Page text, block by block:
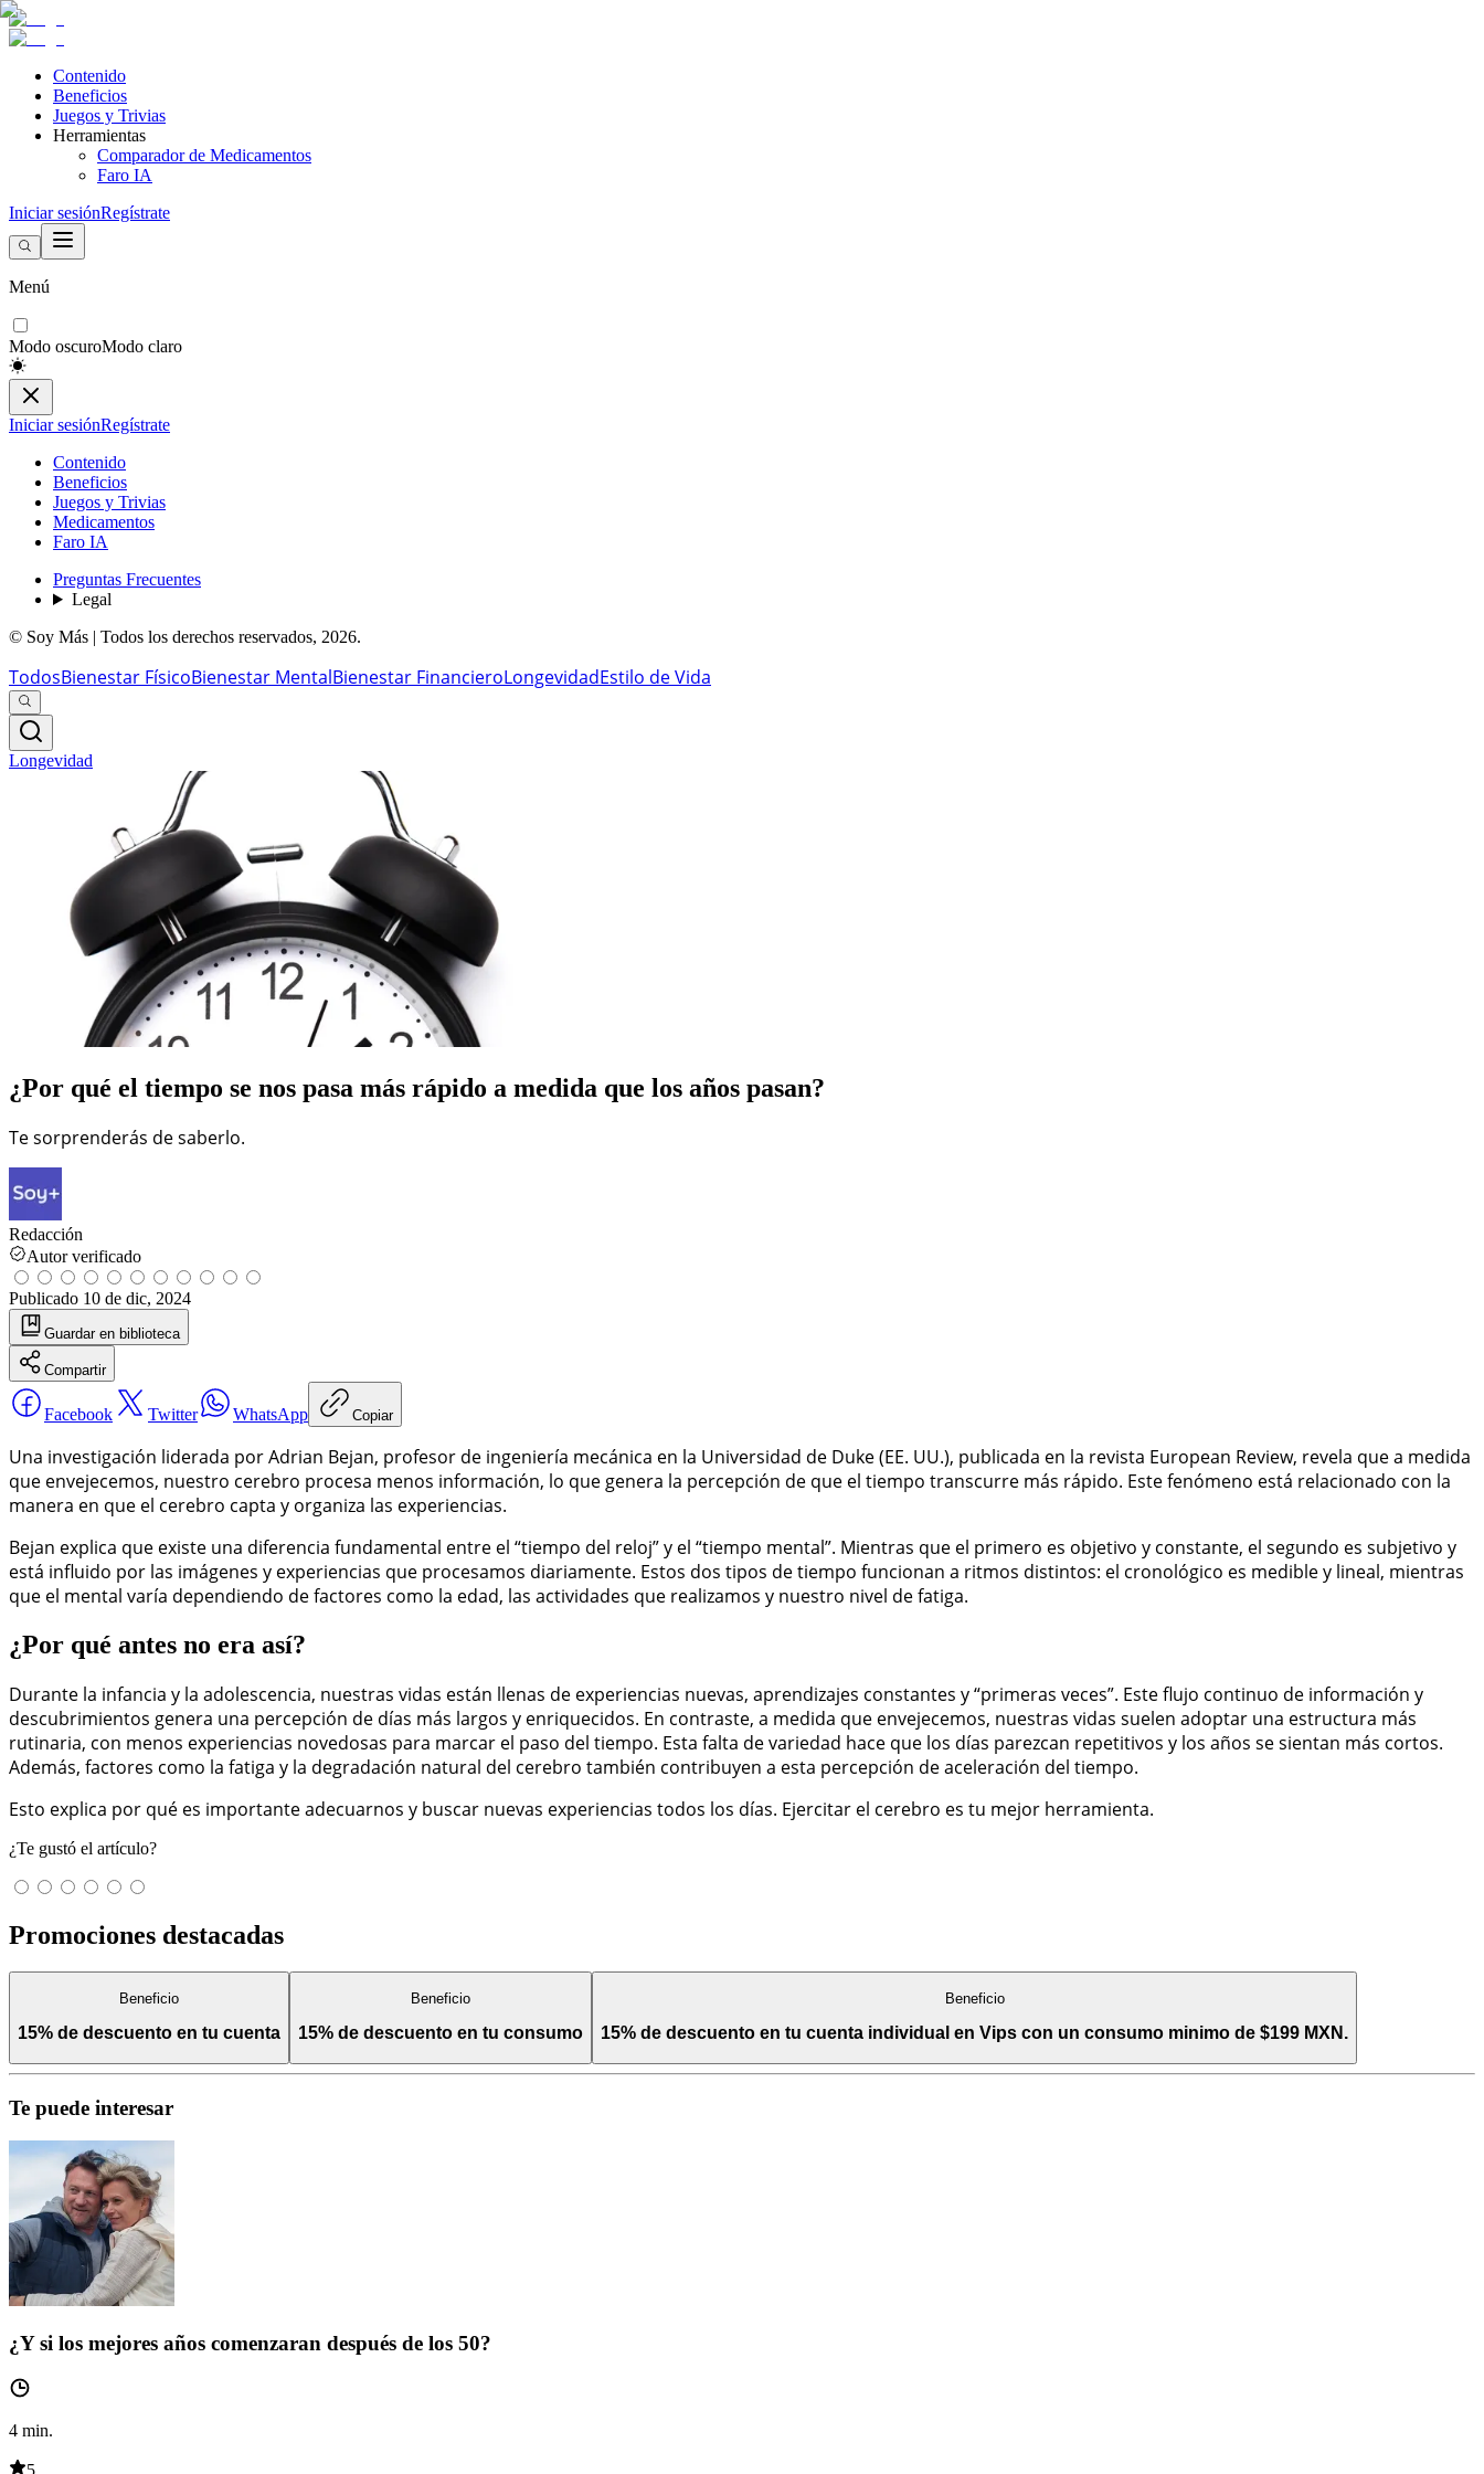
Contenido
Beneficios
Juegos y Trivias
Herramientas
Comparador de Medicamentos
Faro IA
Iniciar sesiónRegístrate
Menú
Modo oscuroModo claro
Iniciar sesiónRegístrate
Contenido
Beneficios
Juegos y Trivias
Medicamentos
Faro IA
Preguntas Frecuentes
Legal
© Soy Más | Todos los derechos reservados, 2026.
TodosBienestar FísicoBienestar MentalBienestar FinancieroLongevidadEstilo de Vida
Longevidad
¿Por qué el tiempo se nos pasa más rápido a medida que los años pasan?
Te sorprenderás de saberlo.
Redacción
Autor verificado
Publicado 10 de dic, 2024
Guardar en biblioteca
Compartir
Facebook Twitter WhatsApp Copiar
Una investigación liderada por Adrian Bejan, profesor de ingeniería mecánica en la Universidad de Duke (EE. UU.), publicada en la revista European Review, revela que a medida
que envejecemos, nuestro cerebro procesa menos información, lo que genera la percepción de que el tiempo transcurre más rápido. Este fenómeno está relacionado con la
manera en que el cerebro capta y organiza las experiencias.
Bejan explica que existe una diferencia fundamental entre el “tiempo del reloj” y el “tiempo mental”. Mientras que el primero es objetivo y constante, el segundo es subjetivo y
está influido por las imágenes y experiencias que procesamos diariamente. Estos dos tipos de tiempo funcionan a ritmos distintos: el cronológico es medible y lineal, mientras
que el mental varía dependiendo de factores como la edad, las actividades que realizamos y nuestro nivel de fatiga.
¿Por qué antes no era así?
Durante la infancia y la adolescencia, nuestras vidas están llenas de experiencias nuevas, aprendizajes constantes y “primeras veces”. Este flujo continuo de información y
descubrimientos genera una percepción de días más largos y enriquecidos. En contraste, a medida que envejecemos, nuestras vidas suelen adoptar una estructura más
rutinaria, con menos experiencias novedosas para marcar el paso del tiempo. Esta falta de variedad hace que los días parezcan repetitivos y los años se sientan más cortos.
Además, factores como la fatiga y la degradación natural del cerebro también contribuyen a esta percepción de aceleración del tiempo.
Esto explica por qué es importante adecuarnos y buscar nuevas experiencias todos los días. Ejercitar el cerebro es tu mejor herramienta.
¿Te gustó el artículo?
Promociones destacadas
Beneficio
15% de descuento en tu cuenta
Beneficio
15% de descuento en tu consumo
Beneficio
15% de descuento en tu cuenta individual en Vips con un consumo minimo de $199 MXN.
Te puede interesar
¿Y si los mejores años comenzaran después de los 50?
4 min.
5